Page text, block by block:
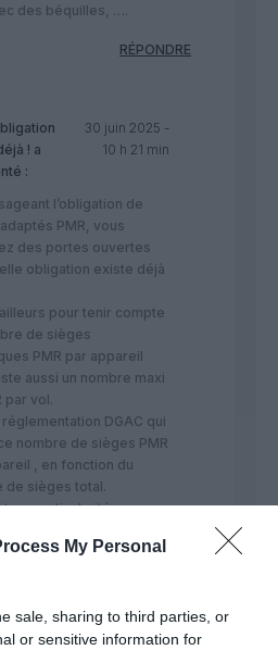
My Personal
sale, sharing to third parties, or
or sensitive information for
des béquilles, ….
RÉPONDRE
! a
:
30 juin 2025 -
10 h 21 min
l’obligation de
PMR, vous
des portes ouvertes
obligation existe déjà
pour tenir compte
de sièges
PMR par appareil
aussi un nombre maxi
par vol.
réglementation DGAC qui
nombre de sièges PMR
, en fonction du
de sièges total.
particularités, ces
( pour pouvoir plus
siège), avoir
contre l’allée